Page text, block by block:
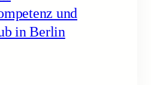
und
in Berlin